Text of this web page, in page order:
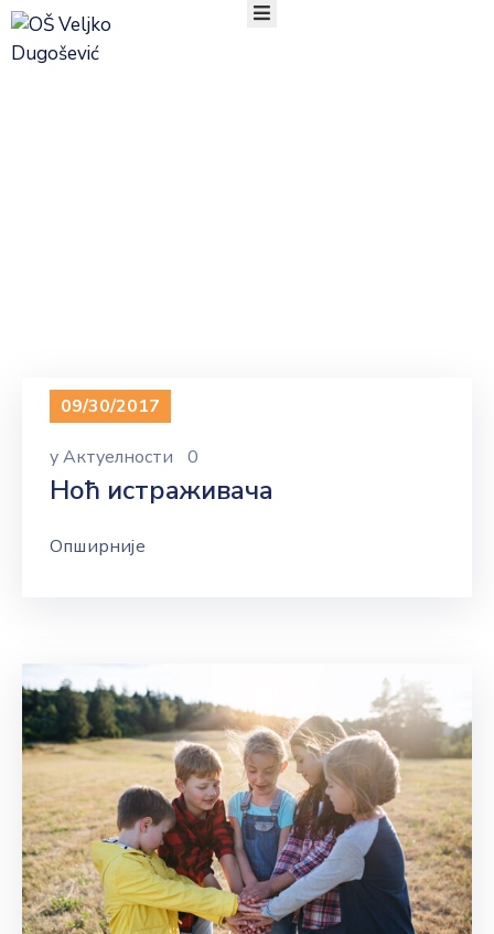
09/30/2017
уАктуелности 0
Ноћ истраживача
Опширније